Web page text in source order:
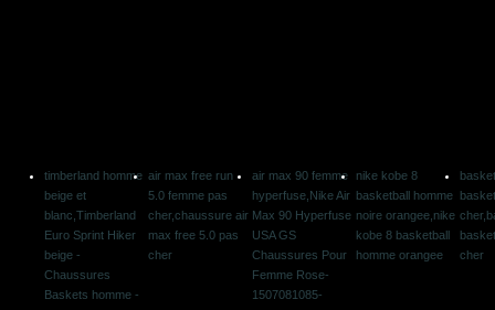
timberland homme
beige et
blanc,Timberland
Euro Sprint Hiker
beige -
Chaussures
Baskets homme -
air max free run
5.0 femme pas
cher,chaussure air
max free 5.0 pas
cher
air max 90 femme
hyperfuse,Nike Air
Max 90 Hyperfuse
USA GS
Chaussures Pour
Femme Rose-
1507081085-
nike kobe 8
basketball homme
noire orangee,nike
kobe 8 basketball
homme orangee
cher